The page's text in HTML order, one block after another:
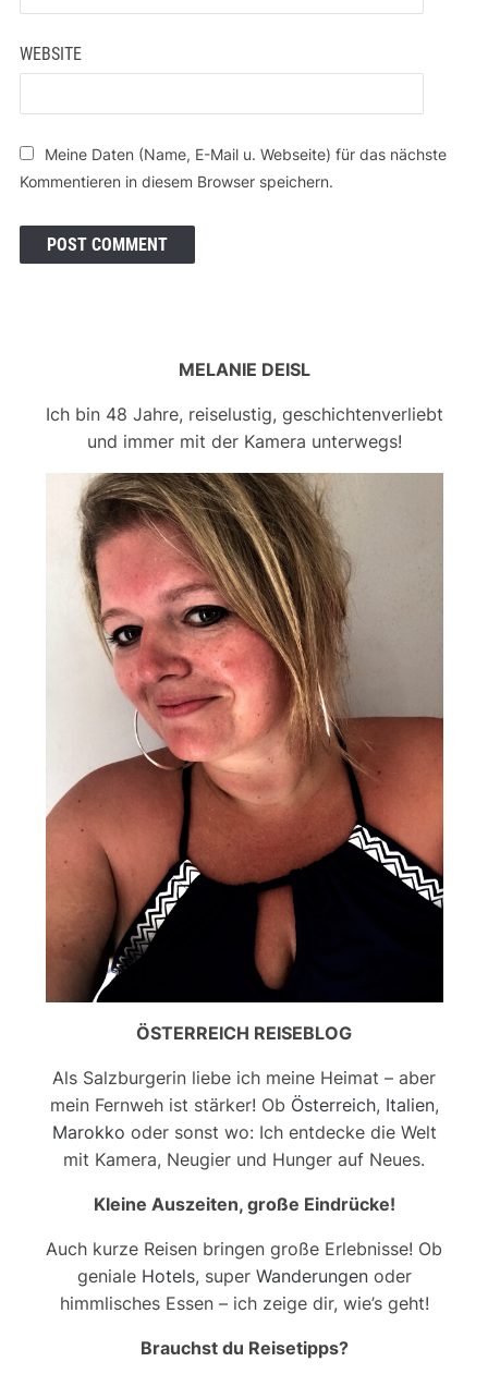
WEBSITE
Meine Daten (Name, E-Mail u. Webseite) für das nächste
Kommentieren in diesem Browser speichern.
MELANIE DEISL
Ich bin 48 Jahre, reiselustig, geschichtenverliebt
und immer mit der Kamera unterwegs!
ÖSTERREICH REISEBLOG
Als Salzburgerin liebe ich meine Heimat – aber
mein Fernweh ist stärker! Ob Österreich, Italien,
Marokko oder sonst wo: Ich entdecke die Welt
mit Kamera, Neugier und Hunger auf Neues.
Kleine Auszeiten, große Eindrücke!
Auch kurze Reisen bringen große Erlebnisse! Ob
geniale Hotels, super Wanderungenoder
himmlisches Essen – ich zeige dir, wie’s geht!
Brauchst du Reisetipps?